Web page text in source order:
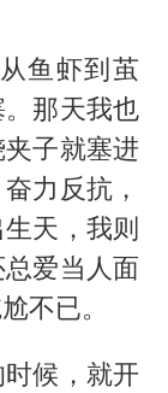
鱼虾到茧
那天我也
子就塞进
力反抗，
天，我则
爱当人面
不已。
候，就开